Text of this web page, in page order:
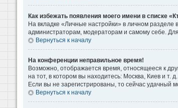
Как избежать появления моего имени в списке
На вкладке «Личные настройки» в личном разделе
администраторам, модераторам и самому себе.
Вернуться к началу
На конференции неправильное время!
Возможно, отображается время, относящееся к
на тот, в котором вы находитесь: Москва, Киев и т.
Если вы не зарегистрированы, то сейчас удачный
Вернуться к началу